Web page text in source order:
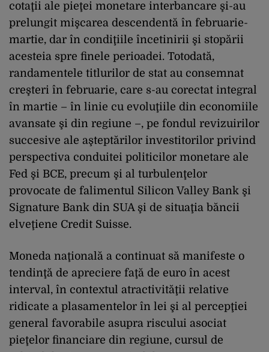
cotaţii ale pieţei monetare interbancare şi-au
prelungit mişcarea descendentă în februarie-
martie, dar în condiţiile încetinirii şi stopării
acesteia spre finele perioadei. Totodată,
randamentele titlurilor de stat au consemnat
creşteri în februarie, care s-au corectat integral
în martie – în linie cu evoluţiile din economiile
avansate şi din regiune –, pe fondul revizuirilor
succesive ale aşteptărilor investitorilor privind
perspectiva conduitei politicilor monetare ale
Fed şi BCE, precum şi al turbulenţelor
provocate de falimentul Silicon Valley Bank şi
Signature Bank din SUA şi de situaţia băncii
elveţiene Credit Suisse.
Moneda naţională a continuat să manifeste o
tendinţă de apreciere faţă de euro în acest
interval, în contextul atractivităţii relative
ridicate a plasamentelor în lei şi al percepţiei
general favorabile asupra riscului asociat
pieţelor financiare din regiune, cursul de